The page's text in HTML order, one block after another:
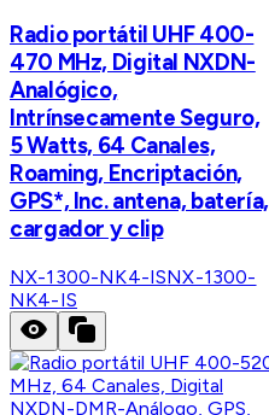
Radio portátil UHF 400-
470 MHz, Digital NXDN-
Analógico,
Intrínsecamente Seguro,
5 Watts, 64 Canales,
Roaming, Encriptación,
GPS*, Inc. antena, batería,
cargador y clip
NX-1300-NK4-ISNX-1300-
NK4-IS